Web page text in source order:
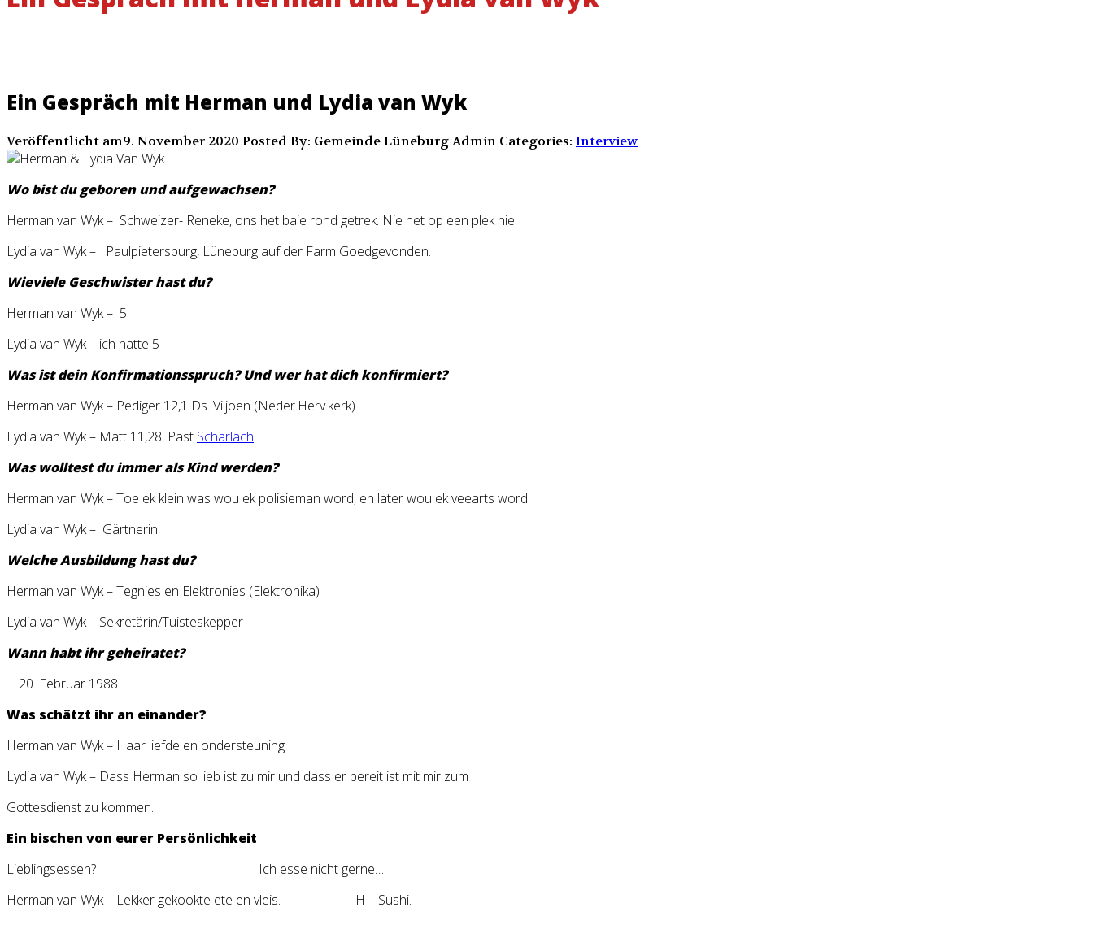
Ein Gespräch mit Herman und Lydia van Wyk
Veröffentlicht am9. November 2020 Posted By: Gemeinde Lüneburg Admin Categories: Interview
Wo bist du geboren und aufgewachsen?
Herman van Wyk – Schweizer- Reneke, ons het baie rond getrek. Nie net op een plek nie.
Lydia van Wyk – Paulpietersburg, Lüneburg auf der Farm Goedgevonden.
Wieviele Geschwister hast du?
Herman van Wyk – 5
Lydia van Wyk – ich hatte 5
Was ist dein Konfirmationsspruch? Und wer hat dich konfirmiert?
Herman van Wyk – Pediger 12,1 Ds. Viljoen (Neder.Herv.kerk)
Lydia van Wyk – Matt 11,28. Past Scharlach
Was wolltest du immer als Kind werden?
Herman van Wyk – Toe ek klein was wou ek polisieman word, en later wou ek veearts word.
Lydia van Wyk – Gärtnerin.
Welche Ausbildung hast du?
Herman van Wyk – Tegnies en Elektronies (Elektronika)
Lydia van Wyk – Sekretärin/Tuisteskepper
Wann habt ihr geheiratet?
Februar 1988
Was schätzt ihr an einander?
Herman van Wyk – Haar liefde en ondersteuning
Lydia van Wyk – Dass Herman so lieb ist zu mir und dass er bereit ist mit mir zum
Gottesdienst zu kommen.
Ein bischen von eurer Persönlichkeit
Lieblingsessen? Ich esse nicht gerne….
Herman van Wyk – Lekker gekookte ete en vleis. H – Sushi.